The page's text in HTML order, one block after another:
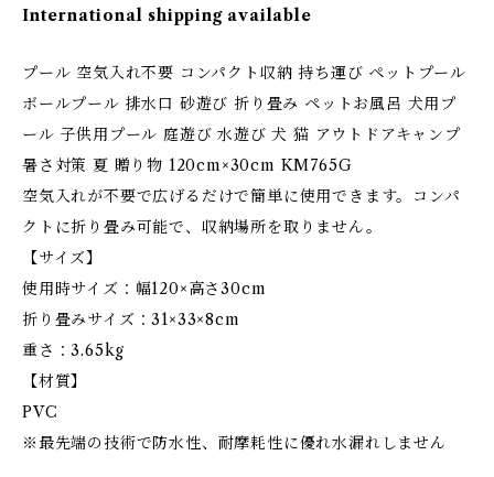
International shipping available
プール 空気入れ不要 コンパクト収納 持ち運び ペットプール
ボールプール 排水口 砂遊び 折り畳み ペットお風呂 犬用プ
ール 子供用プール 庭遊び 水遊び 犬 猫 アウトドアキャンプ
暑さ対策 夏 贈り物 120cm×30cm KM765G
空気入れが不要で広げるだけで簡単に使用できます。コンパ
クトに折り畳み可能で、収納場所を取りません。
【サイズ】
使用時サイズ：幅120×高さ30cm
折り畳みサイズ：31×33×8cm
重さ：3.65kg
【材質】
PVC
※最先端の技術で防水性、耐摩耗性に優れ水漏れしません